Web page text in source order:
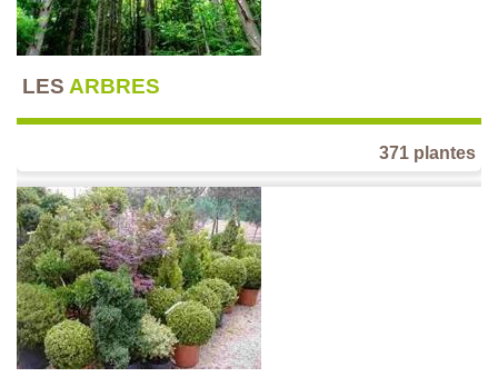
LES ARBRES
371 plantes